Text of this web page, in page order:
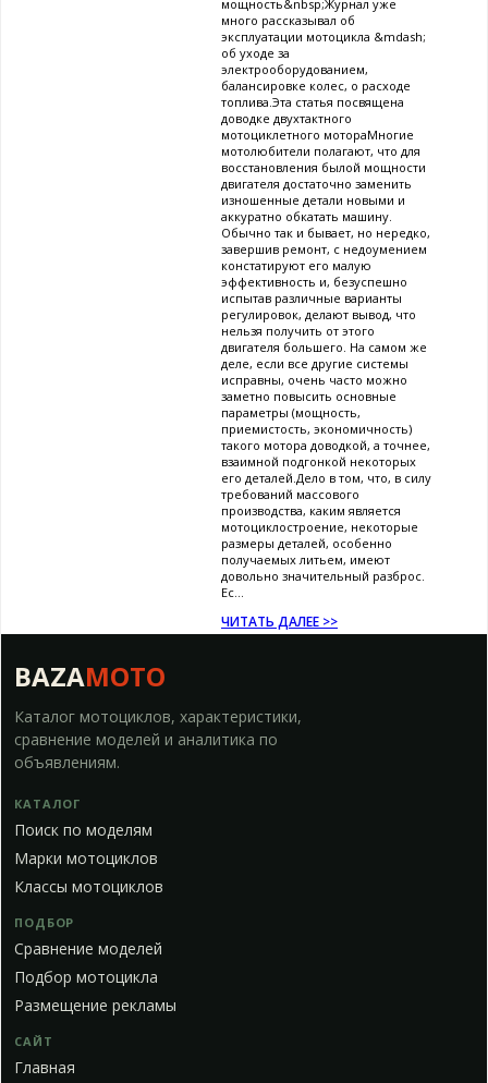
мощность&nbsp;Журнал уже
много рассказывал об
эксплуатации мотоцикла &mdash;
об уходе за
электрооборудованием,
балансировке колес, о расходе
топлива.Эта статья посвящена
доводке двухтактного
мотоциклетного мотораМногие
мотолюбители полагают, что для
восстановления былой мощности
двигателя достаточно заменить
изношенные детали новыми и
аккуратно обкатать машину.
Обычно так и бывает, но нередко,
завершив ремонт, с недоумением
констатируют его малую
эффективность и, безуспешно
испытав различные варианты
регулировок, делают вывод, что
нельзя получить от этого
двигателя большего. На самом же
деле, если все другие системы
исправны, очень часто можно
заметно повысить основные
параметры (мощность,
приемистость, экономичность)
такого мотора доводкой, а точнее,
взаимной подгонкой некоторых
его деталей.Дело в том, что, в силу
требований массового
производства, каким является
мотоциклостроение, некоторые
размеры деталей, особенно
получаемых литьем, имеют
довольно значительный разброс.
Ес...
ЧИТАТЬ ДАЛЕЕ >>
BAZAMOTO
Каталог мотоциклов, характеристики,
сравнение моделей и аналитика по
объявлениям.
КАТАЛОГ
Поиск по моделям
Марки мотоциклов
Классы мотоциклов
ПОДБОР
Сравнение моделей
Подбор мотоцикла
Размещение рекламы
САЙТ
Главная